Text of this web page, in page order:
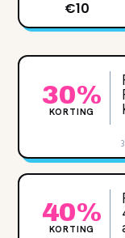
€10
30%
KORTING
40%
KORTING